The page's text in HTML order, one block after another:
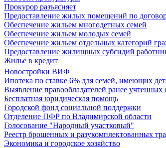
Прокурор разъясняет
Предоставление жилых помещений по
Обеспечение жильем многодетных семей
Обеспечение жильем молодых семей
Обеспечение жильем отдельных категорий
Предоставление жилищных субсидий
Жилье в кредит
Новостройки ВИФ
Ипотека по ставке 6% для семей, имеющих
Выявление правообладателей ранее
Бесплатная юридическая помощь
Городской фонд социальной поддержки
Отделение ПФР по Владимирской области
Голосование "Народный участковый"
Реестр брошенных и разукомплектованных
Экономика и городское хозяйство